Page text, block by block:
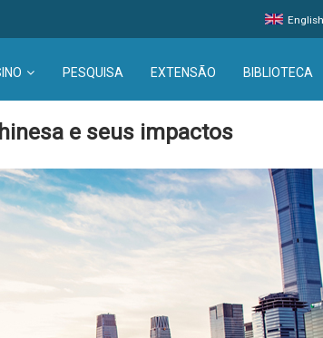
English
PESQUISA EXTENSÃO BIBLIOTECA
e seus impactos